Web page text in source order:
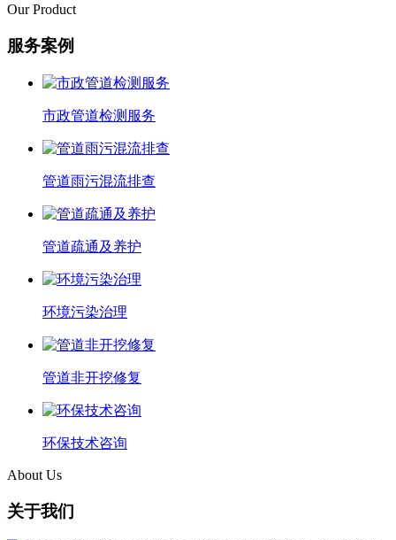
Our Product
服务案例
市政管道检测服务
管道雨污混流排查
管道疏通及养护
环境污染治理
管道非开挖修复
环保技术咨询
About Us
关于我们